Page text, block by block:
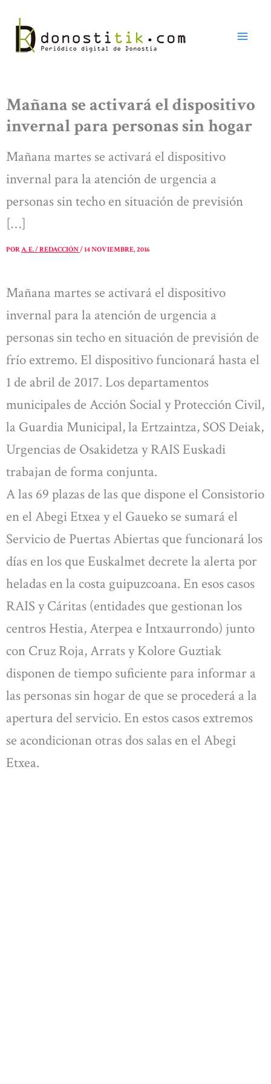
contenido
Mañana se activará el dispositivo
invernal para personas sin hogar
Mañana martes se activará el dispositivo
invernal para la atención de urgencia a
personas sin techo en situación de previsión
[…]
PORA. E. / REDACCIÓN/14 NOVIEMBRE, 2016
Mañana martes se activará el dispositivo
invernal para la atención de urgencia a
personas sin techo en situación de previsión de
frío extremo. El dispositivo funcionará hasta el
1 de abril de 2017. Los departamentos
municipales de Acción Social y Protección Civil,
la Guardia Municipal, la Ertzaintza, SOS Deiak,
Urgencias de Osakidetza y RAIS Euskadi
trabajan de forma conjunta.
A las 69 plazas de las que dispone el Consistorio
en el Abegi Etxea y el Gaueko se sumará el
Servicio de Puertas Abiertas que funcionará los
días en los que Euskalmet decrete la alerta por
heladas en la costa guipuzcoana. En esos casos
RAIS y Cáritas (entidades que gestionan los
centros Hestia, Aterpea e Intxaurrondo) junto
con Cruz Roja, Arrats y Kolore Guztiak
disponen de tiempo suficiente para informar a
las personas sin hogar de que se procederá a la
apertura del servicio. En estos casos extremos
se acondicionan otras dos salas en el Abegi
Etxea.